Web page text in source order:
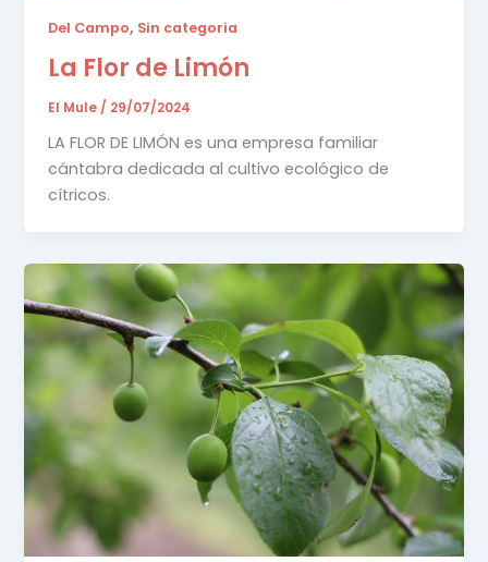
Del Campo, Sin categoria
La Flor de Limón
El Mule / 29/07/2024
LA FLOR DE LIMÓN es una empresa familiar
cántabra dedicada al cultivo ecológico de
cítricos.